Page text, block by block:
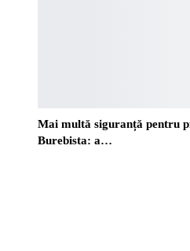
Mai multă siguranță pentru
Burebista: a…